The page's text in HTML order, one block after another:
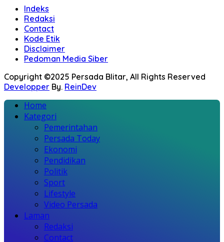
Indeks
Redaksi
Contact
Kode Etik
Disclaimer
Pedoman Media Siber
Copyright ©2025 Persada Blitar, All Rights Reserved
Developper By. ReinDev
Home
Kategori
Pemerintahan
Persada Today
Ekonomi
Pendidikan
Politik
Sport
Lifestyle
Video Persada
Laman
Redaksi
Contact